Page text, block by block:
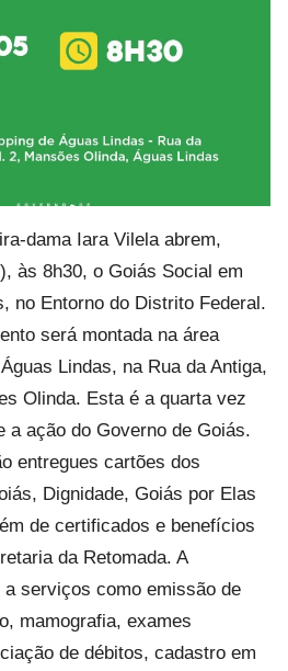
dama Iara Vilela abrem,
às 8h30, o Goiás Social em
no Entorno do Distrito Federal.
será montada na área
Lindas, na Rua da Antiga,
Olinda. Esta é a quarta vez
a ação do Governo de Goiás.
entregues cartões dos
Dignidade, Goiás por Elas
de certificados e benefícios
da Retomada. A
serviços como emissão de
mamografia, exames
de débitos, cadastro em